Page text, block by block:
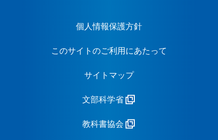
個人情報保護方針
このサイトのご利用にあたって
サイトマップ
文部科学省
教科書協会